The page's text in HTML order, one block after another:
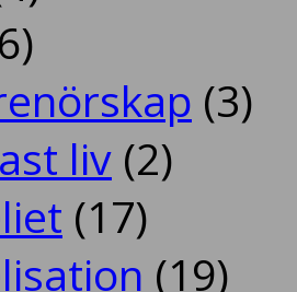
(3)
liv (2)
(17)
(19)